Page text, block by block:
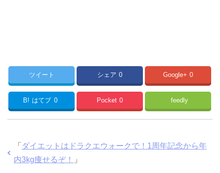
ツイート シェア 0 Google+ 0
B! はてブ 0 Pocket 0 feedly
「 ダイエットはドラクエウォークで！1周年記念から年
内3kg痩せるぞ！
」